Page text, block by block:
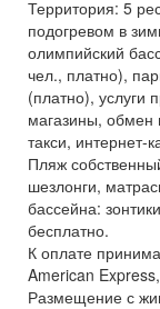
Территория: 5
подогревом в
олимпийский
чел., платно),
(платно), услуги
магазины, обмен
такси, интернет-
Пляж
шезлонги,
бассейна:
бесплатно.
К оплате
American
Размещение с